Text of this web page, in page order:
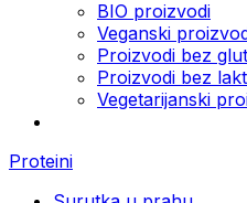
BIO proizvodi
Veganski
Proizvodi bez
Proizvodi bez
Vegetarijanski
Proteini